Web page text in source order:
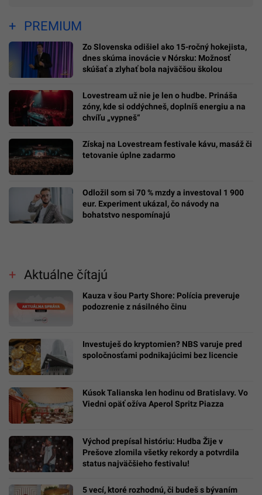
PREMIUM
Zo Slovenska odišiel ako 15-ročný hokejista,
dnes skúma inovácie v Nórsku: Možnosť
skúšať a zlyhať bola najväčšou školou
Lovestream už nie je len o hudbe. Prináša
zóny, kde si oddýchneš, doplníš energiu a na
chvíľu „vypneš“
Získaj na Lovestream festivale kávu, masáž či
tetovanie úplne zadarmo
Odložil som si 70 % mzdy a investoval 1 900
eur. Experiment ukázal, čo návody na
bohatstvo nespomínajú
Aktuálne čítajú
Kauza v šou Party Shore: Polícia preveruje
podozrenie z násilného činu
Investuješ do kryptomien? NBS varuje pred
spoločnosťami podnikajúcimi bez licencie
Kúsok Talianska len hodinu od Bratislavy. Vo
Viedni opäť ožíva Aperol Spritz Piazza
Východ prepísal históriu: Hudba Žije v
Prešove zlomila všetky rekordy a potvrdila
status najväčšieho festivalu!
5 vecí, ktoré rozhodnú, či budeš s bývaním